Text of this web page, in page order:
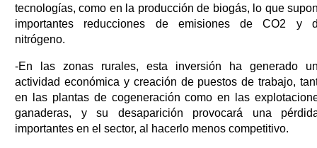
tecnologías, como en la producción de biogás, lo que
importantes reducciones de emisiones de CO2 y
nitrógeno.
-En las zonas rurales, esta inversión ha generado
actividad económica y creación de puestos de trabajo,
en las plantas de cogeneración como en las
ganaderas, y su desaparición provocará una
importantes en el sector, al hacerlo menos competitivo.